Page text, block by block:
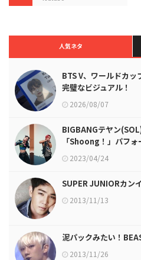
人気ネタ
BTS V、ワールドカ
完璧なビジュアル！
2026/08/07
BIGBANGテヤン
「Shoong！」パフ
ーフェクトパフォーマ
2023/04/24
SUPER JUNIORカン
2013/11/13
泥パックみたい！
2013/11/26